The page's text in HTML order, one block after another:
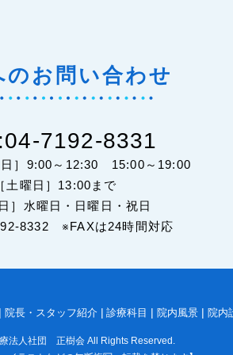
のお問い合わせ
7192-8331
日］9:00～12:30 15:00～19:00
［土曜日］13:00まで
］水曜日・日曜日・祝日
8332 ※FAXは24時間対応
院長・スタッフ紹介 診療科目 院内風景 院内
法人社団 正樹会 All Rights Reserved.